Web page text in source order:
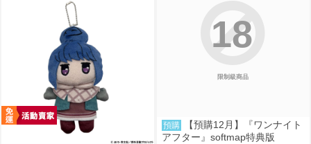
限制級商品
18
預購
【預購12月】『ワンナイト
アフター』softmap特典版